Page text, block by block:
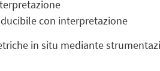
con interpretazione
in situ mediante